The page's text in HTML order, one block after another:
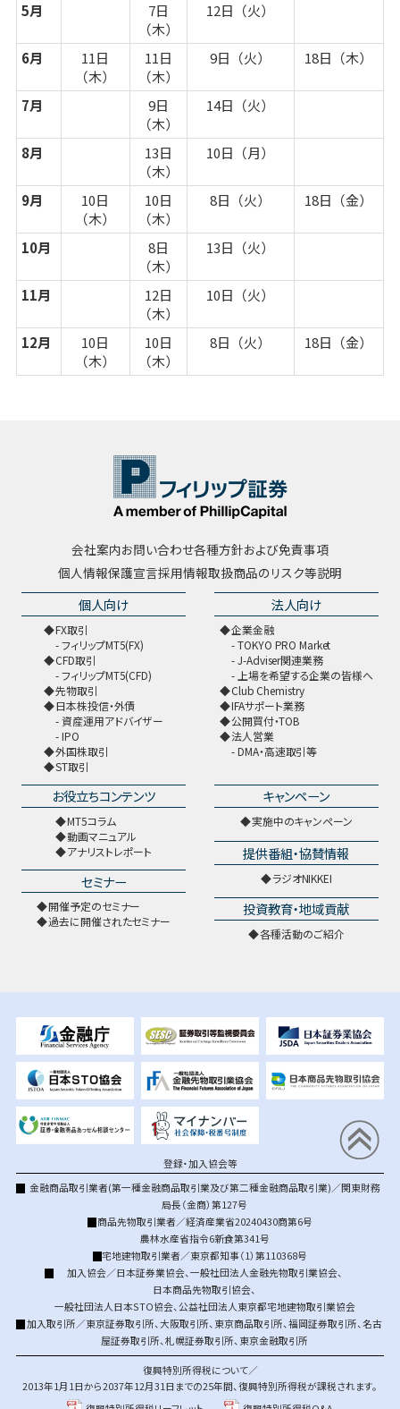
5月
7日
（木）
12日（火）
6月
11日
（木）
11日
（木）
9日（火） 18日（木）
7月
9日
（木）
14日（火）
8月
13日
（木）
10日（月）
9月
10日
（木）
10日
（木）
8日（火） 18日（金）
10月
8日
（木）
13日（火）
11月
12日
（木）
10日（火）
12月
10日
（木）
10日
（木）
8日（火） 18日（金）
会社案内お問い合わせ各種方針および免責事項
個人情報保護宣言採用情報取扱商品のリスク等説明
個人向け
FX取引
フィリップMT5(FX)
CFD取引
フィリップMT5(CFD)
先物取引
日本株投信・外債
資産運用アドバイザー
IPO
外国株取引
ST取引
法人向け
企業金融
TOKYO PRO Market
J-Adviser関連業務
上場を希望する企業の皆様へ
Club Chemistry
IFAサポート業務
公開買付・TOB
法人営業
DMA・高速取引等
お役立ちコンテンツ
MT5コラム
動画マニュアル
アナリストレポート
セミナー
開催予定のセミナー
過去に開催されたセミナー
キャンペーン
実施中のキャンペーン
提供番組・協賛情報
ラジオNIKKEI
投資教育・地域貢献
各種活動のご紹介
登録・加入協会等
金融商品取引業者(第一種金融商品取引業及び第二種金融商品取引業)／関東財務
局長（金商）第127号
商品先物取引業者／経済産業省20240430商第6号
農林水産省指令6新食第341号
宅地建物取引業者／東京都知事（1）第110368号
加入協会／日本証券業協会、一般社団法人金融先物取引業協会、
日本商品先物取引協会、
一般社団法人日本STO協会、公益社団法人東京都宅地建物取引業協会
加入取引所／東京証券取引所、大阪取引所、 東京商品取引所、福岡証券取引所、名古
屋証券取引所、札幌証券取引所、 東京金融取引所
復興特別所得税について／
2013年1月1日から2037年12月31日までの25年間、復興特別所得税が課税されます。